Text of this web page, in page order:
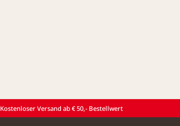
Kostenloser Versand ab € 50,- Bestellwert